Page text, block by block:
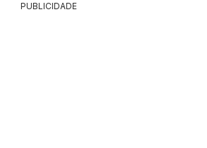
PUBLICIDADE